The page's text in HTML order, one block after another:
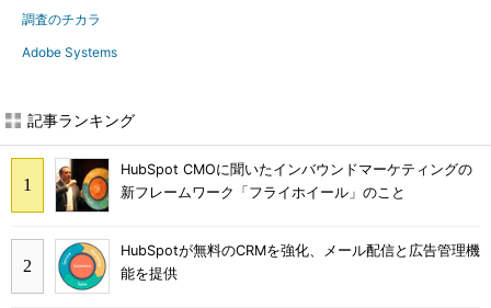
調査のチカラ
Adobe Systems
記事ランキング
HubSpot CMOに聞いたインバウンドマーケティングの
新フレームワーク「フライホイール」のこと
HubSpotが無料のCRMを強化、メール配信と広告管理機
能を提供